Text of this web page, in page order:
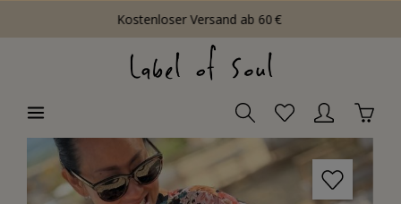
Kostenloser Versand ab 60 €